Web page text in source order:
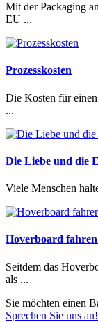
Mit der Packaging
EU ...
Prozesskosten
Die Kosten für
...
Die Liebe und die
Viele Menschen
Hoverboard
Seitdem das
als ...
Sie möchten einen
Sprechen Sie uns an!